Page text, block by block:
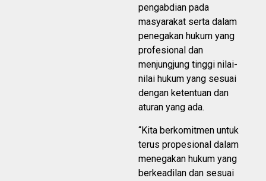
pengabdian pada
masyarakat serta dalam
penegakan hukum yang
profesional dan
menjungjung tinggi nilai-
nilai hukum yang sesuai
dengan ketentuan dan
aturan yang ada.
“Kita berkomitmen untuk
terus propesional dalam
menegakan hukum yang
berkeadilan dan sesuai